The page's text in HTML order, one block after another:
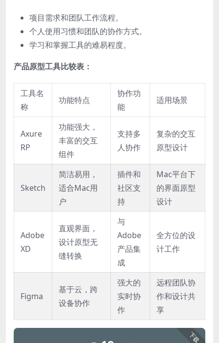
项目需求和团队工作流程。
个人使用习惯和团队的协作方式。
学习和掌握工具的难易程度。
产品原型工具比较表：
工具名
称
功能特点
协作功
能
适用场景
Axure
RP
功能强大，
丰富的交互
组件
支持多
人协作
复杂的交互
原型设计
Sketch
简洁易用，
适合Mac用
户
插件和
社区支
持
Mac平台下
的界面原型
设计
Adobe
XD
直观界面，
设计原型无
缝转换
与
Adobe
产品集
成
全方位的设
计工作
Figma
基于云，跨
设备协作
强大的
实时协
作
远程团队协
作和设计共
享
下载